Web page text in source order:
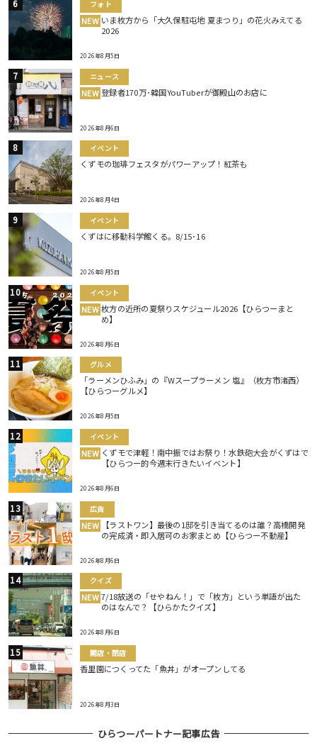
フォト
NEW いま枚方から「大久保駐屯地 夏まつり」の花火みえてる
2026
2026年8月5日
ニュース
NEW 登録者170万･韓国YouTuberが御殿山のお店に
2026年8月6日
イベント
くずモの珈琲フェスタがパワーアップ！紅茶も
2026年8月4日
イベント
くずはに移動科学館くる。8/15･16
2026年8月5日
イベント
NEW 枚方の近所の夏祭りスケジュール2026【ひらつーまと
め】
2026年8月6日
グルメ
「ラーメンひふみ」の『Wスープラーメン 塩』（枚方市渚西）
【ひらつーグルメ】
2026年8月5日
イベント
NEW くずモで津軽！南中振ではお祭り！水鉄砲大会がくずはで
【ひらつー的今週末行きたいイベント】
2026年8月6日
広告
NEW
【ラストワン】最後の1邸を引き当てるのは誰？高橋開発
の完成済・即入居可のお家まとめ【ひらつー不動産】
2026年8月6日
クイズ
NEW 7/18放送の「せやねん！」で「枚方」という単語が出た
のはなんで？【ひらかたクイズ】
2026年8月6日
開店・閉店
香里園につくってた「魚丼」がオープンしてる
2026年8月3日
ひらつーパートナー記事広告